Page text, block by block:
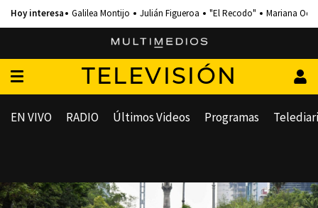
Galilea Montijo Julián Figueroa "El Recodo" Mariana
TELEVISIÓN
EN VIVO RADIO Últimos Videos Programas